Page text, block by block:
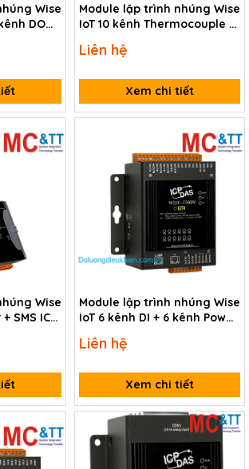
Wise
DO
Module lập trình nhúng Wise
IoT 10 kênh Thermocouple +
7118Z/S2 CR
Liên hệ
Xem chi tiết
Wise
SMS ICP
Module lập trình nhúng Wise
IoT 6 kênh DI + 6 kênh Power
CR
Liên hệ
Xem chi tiết